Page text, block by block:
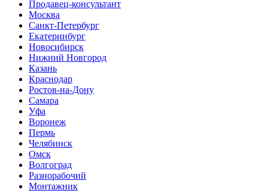
Продавец-консультант
Москва
Санкт-Петербург
Екатеринбург
Новосибирск
Нижний Новгород
Казань
Краснодар
Ростов-на-Дону
Самара
Уфа
Воронеж
Пермь
Челябинск
Омск
Волгоград
Разнорабочий
Монтажник